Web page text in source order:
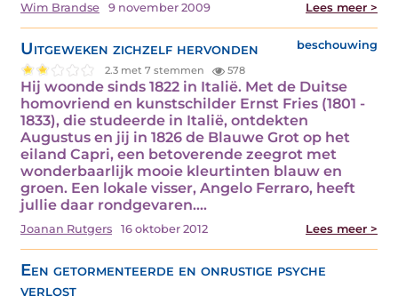
Wim Brandse 9 november 2009 Lees meer >
Uitgeweken zichzelf hervonden beschouwing
2.3 met 7 stemmen 578
Hij woonde sinds 1822 in Italië. Met de Duitse
homovriend en kunstschilder Ernst Fries (1801 -
1833), die studeerde in Italië, ontdekten
Augustus en jij in 1826 de Blauwe Grot op het
eiland Capri, een betoverende zeegrot met
wonderbaarlijk mooie kleurtinten blauw en
groen. Een lokale visser, Angelo Ferraro, heeft
jullie daar rondgevaren.…
Joanan Rutgers 16 oktober 2012 Lees meer >
Een getormenteerde en onrustige psyche
verlost